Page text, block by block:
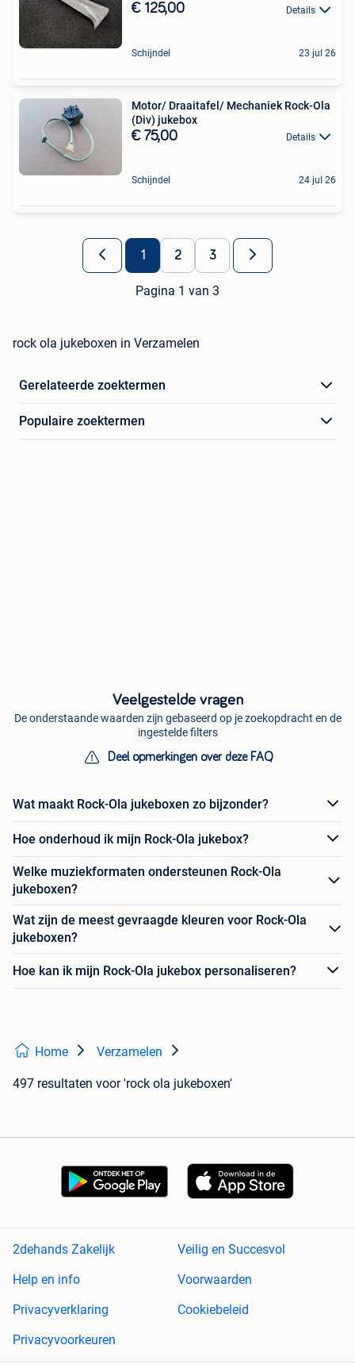
€ 125,00 Details
Schijndel 23 jul 26
Motor/ Draaitafel/ Mechaniek Rock-Ola
(Div) jukebox
€ 75,00 Details
Schijndel 24 jul 26
1 2 3
Pagina 1 van 3
rock ola jukeboxen in Verzamelen
Gerelateerde zoektermen
Populaire zoektermen
Veelgestelde vragen
De onderstaande waarden zijn gebaseerd op je zoekopdracht en de
ingestelde filters
Deel opmerkingen over deze FAQ
Wat maakt Rock-Ola jukeboxen zo bijzonder?
Hoe onderhoud ik mijn Rock-Ola jukebox?
Welke muziekformaten ondersteunen Rock-Ola
jukeboxen?
Wat zijn de meest gevraagde kleuren voor Rock-Ola
jukeboxen?
Hoe kan ik mijn Rock-Ola jukebox personaliseren?
Home Verzamelen
497 resultaten voor 'rock ola jukeboxen'
2dehands Zakelijk
Veilig en Succesvol
Help en info
Voorwaarden
Privacyverklaring
Cookiebeleid
Privacyvoorkeuren